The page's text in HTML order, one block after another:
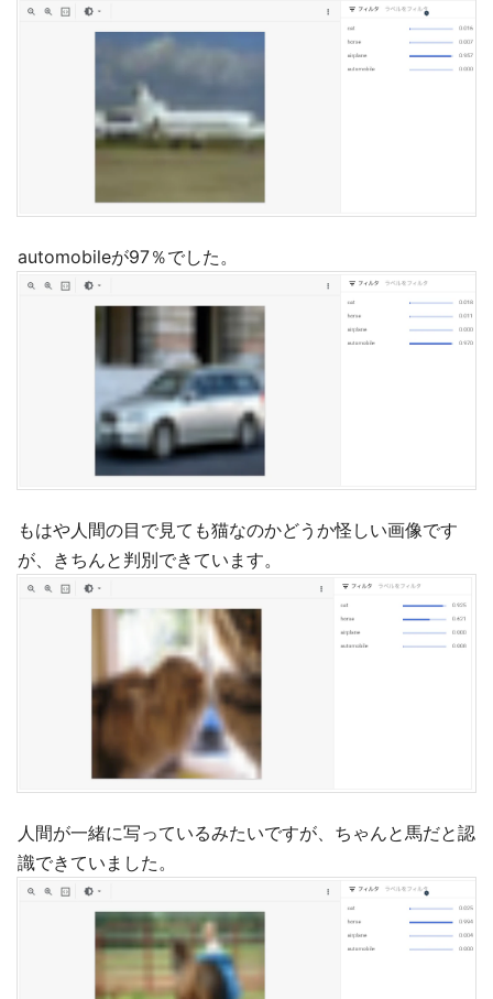
automobileが97％でした。
もはや人間の目で見ても猫なのかどうか怪しい画像です
が、きちんと判別できています。
人間が一緒に写っているみたいですが、ちゃんと馬だと認
識できていました。